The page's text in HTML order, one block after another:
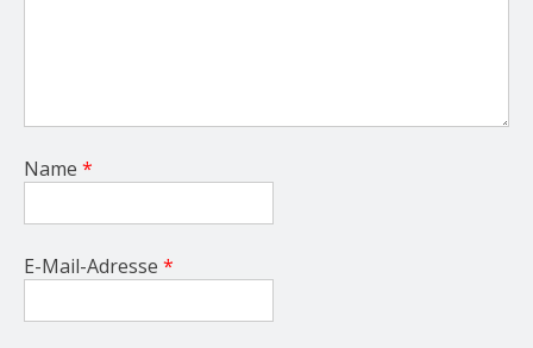
Name *
E-Mail-Adresse *